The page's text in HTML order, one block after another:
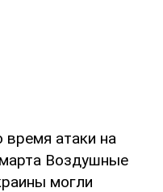
время атаки на
Воздушные
могли